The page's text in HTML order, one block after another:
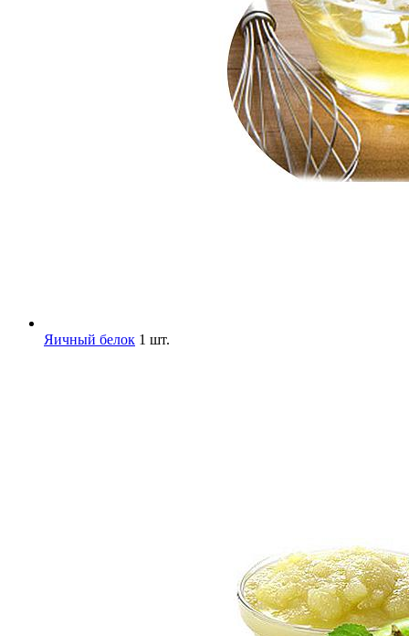
Яичный белок 1 шт.